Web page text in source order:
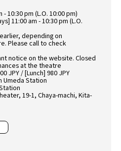
10:30 pm (L.O. 10:00 pm)
11:00 am - 10:30 pm (L.O.
depending on
Please call to check
notice on the website. Closed
at the theatre
JPY / [Lunch] 980 JPY
Umeda Station
19-1, Chaya-machi, Kita-